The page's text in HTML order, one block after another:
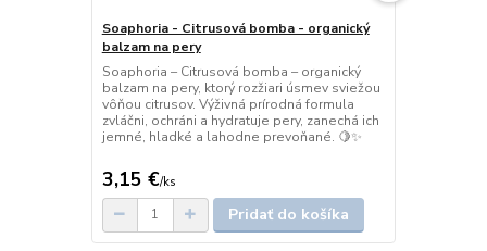
Soaphoria - Citrusová bomba - organický
balzam na pery
Soaphoria – Citrusová bomba – organický
balzam na pery, ktorý rozžiari úsmev sviežou
vôňou citrusov. Výživná prírodná formula
zvláčni, ochráni a hydratuje pery, zanechá ich
jemné, hladké a lahodne prevoňané. 🍋✨
3,15 €/ks
Pridať do košíka